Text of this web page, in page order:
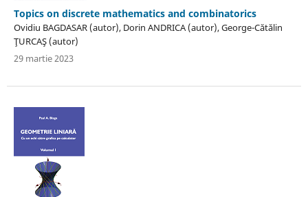
Topics on discrete mathematics and combinatorics
Ovidiu BAGDASAR (autor), Dorin ANDRICA (autor), George-Cătălin
ŢURCAŞ (autor)
29 martie 2023